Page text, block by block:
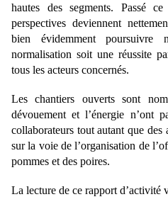
hautes des segments. Passé
perspectives deviennent
bien évidemment
normalisation soit une réussite
tous les acteurs concernés.
Les chantiers ouverts sont
dévouement et l’énergie n’ont
collaborateurs tout autant que des
sur la voie de l’organisation de
pommes et des poires.
La lecture de ce rapport d’activité